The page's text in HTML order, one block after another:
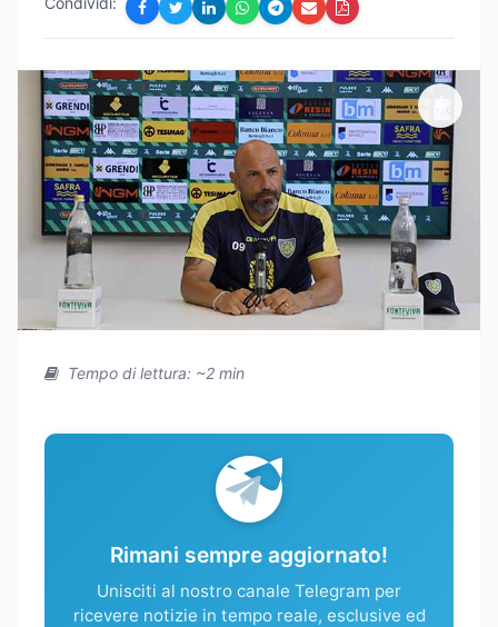
Tempo di lettura: ~2 min
Rimani sempre aggiornato!
Unisciti al nostro canale Telegram per
ricevere notizie in tempo reale, esclusive ed